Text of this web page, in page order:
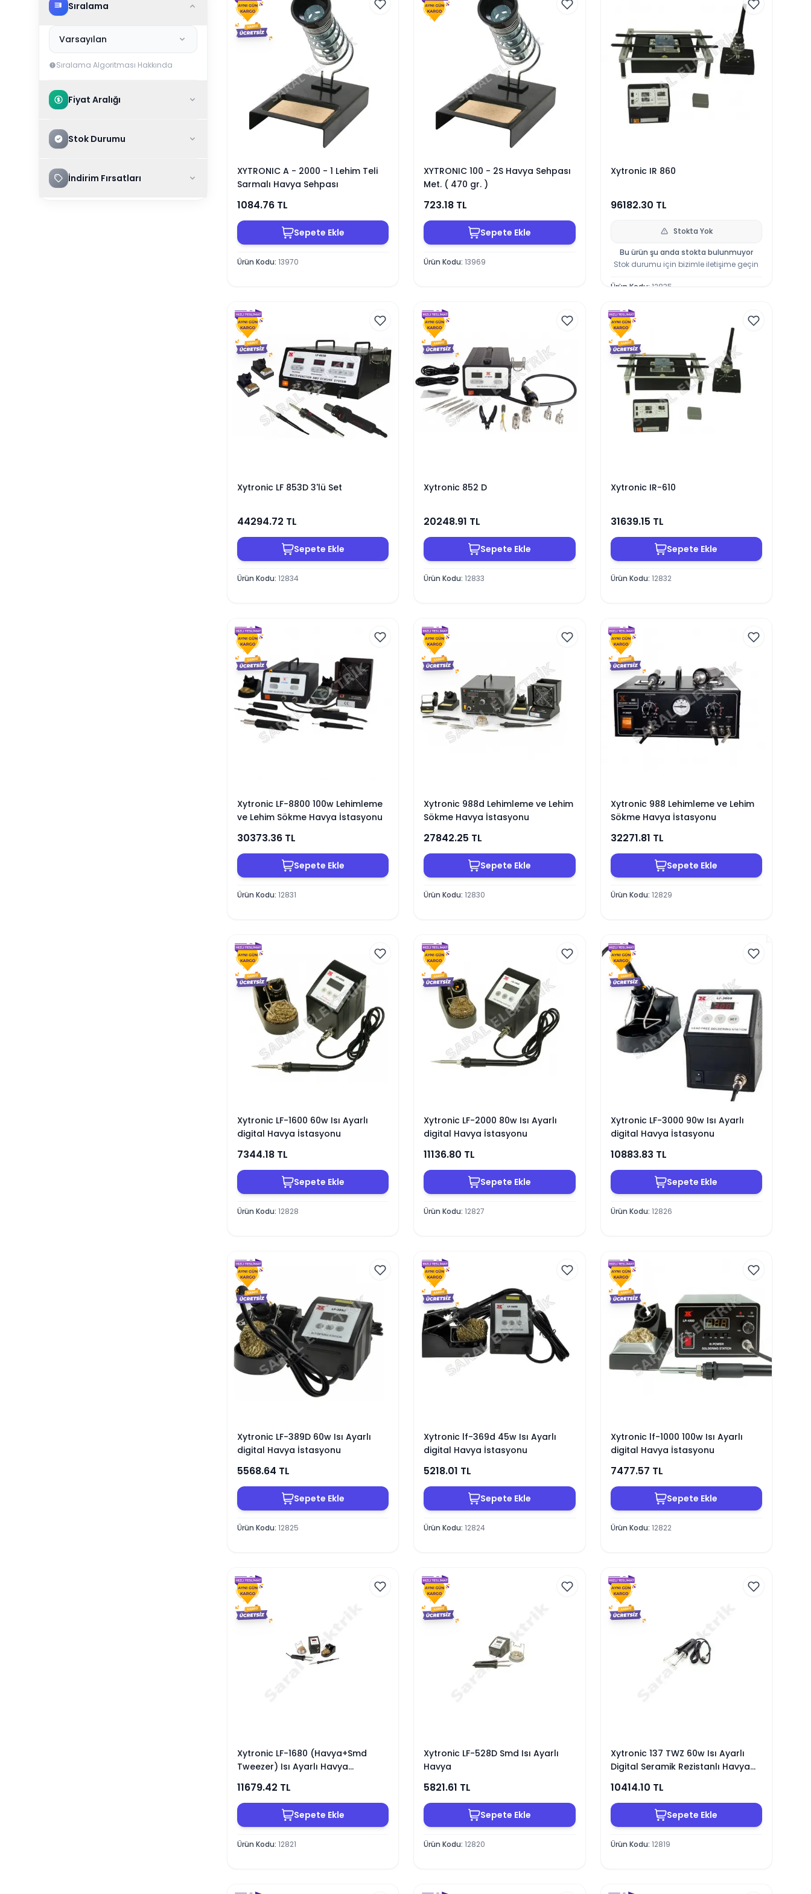
Sıralama
Varsayılan
Sıralama Algoritması Hakkında
Fiyat Aralığı
Stok Durumu
İndirim Fırsatları
XYTRONIC A - 2000 - 1 Lehim Teli
Sarmalı Havya Sehpası
1084.76 TL
Sepete Ekle
Ürün Kodu: 13970
XYTRONIC 100 - 2S Havya Sehpası
Met. ( 470 gr. )
723.18 TL
Sepete Ekle
Ürün Kodu:13969
Xytronic IR 860
96182.30 TL
Stokta Yok
Bu ürün şu anda stokta bulunmuyor
Stok durumu için bizimle iletişime geçin
Ürün Kodu: 12835
Xytronic LF 853D 3'lü Set
44294.72 TL
Sepete Ekle
Ürün Kodu: 12834
Xytronic 852 D
20248.91 TL
Sepete Ekle
Ürün Kodu:12833
Xytronic IR-610
31639.15 TL
Sepete Ekle
Ürün Kodu: 12832
Xytronic LF-8800 100w Lehimleme
ve Lehim Sökme Havya İstasyonu
30373.36 TL
Sepete Ekle
Ürün Kodu: 12831
Xytronic 988d Lehimleme ve Lehim
Sökme Havya İstasyonu
27842.25 TL
Sepete Ekle
Ürün Kodu:12830
Xytronic 988 Lehimleme ve Lehim
Sökme Havya İstasyonu
32271.81 TL
Sepete Ekle
Ürün Kodu: 12829
Xytronic LF-1600 60w Isı Ayarlı
digital Havya İstasyonu
7344.18 TL
Sepete Ekle
Ürün Kodu: 12828
Xytronic LF-2000 80w Isı Ayarlı
digital Havya İstasyonu
11136.80 TL
Sepete Ekle
Ürün Kodu:12827
Xytronic LF-3000 90w Isı Ayarlı
digital Havya İstasyonu
10883.83 TL
Sepete Ekle
Ürün Kodu: 12826
Xytronic LF-389D 60w Isı Ayarlı
digital Havya İstasyonu
5568.64 TL
Sepete Ekle
Ürün Kodu: 12825
Xytronic lf-369d 45w Isı Ayarlı
digital Havya İstasyonu
5218.01 TL
Sepete Ekle
Ürün Kodu:12824
Xytronic lf-1000 100w Isı Ayarlı
digital Havya İstasyonu
7477.57 TL
Sepete Ekle
Ürün Kodu: 12822
Xytronic LF-1680 (Havya+Smd
Tweezer) Isı Ayarlı Havya
11679.42 TL
Sepete Ekle
Ürün Kodu: 12821
Xytronic LF-528D Smd Isı Ayarlı
Havya
5821.61 TL
Sepete Ekle
Ürün Kodu:12820
Xytronic 137 TWZ 60w Isı Ayarlı
Digital Seramik Rezistanlı Havya
10414.10 TL
Sepete Ekle
Ürün Kodu: 12819